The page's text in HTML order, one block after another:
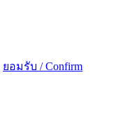
ยอมรับ / Confirm